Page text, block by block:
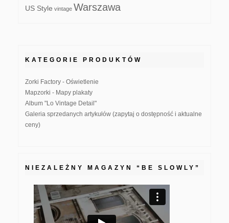
US Style vintage Warszawa
KATEGORIE PRODUKTÓW
Zorki Factory - Oświetlenie
Mapzorki - Mapy plakaty
Album "Lo Vintage Detail"
Galeria sprzedanych artykułów (zapytaj o dostępność i aktualne
ceny)
NIEZALEŻNY MAGAZYN “BE SLOWLY”